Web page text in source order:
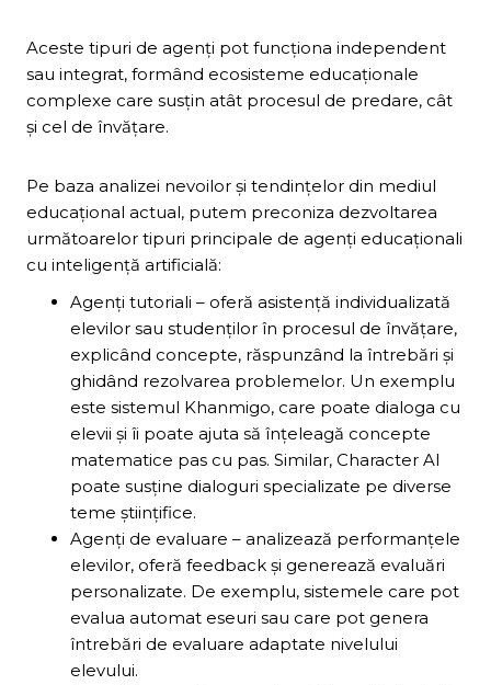
Aceste tipuri de agenți pot funcționa independent
sau integrat, formând ecosisteme educaționale
complexe care susțin atât procesul de predare, cât
și cel de învățare.
Pe baza analizei nevoilor și tendințelor din mediul
educațional actual, putem preconiza dezvoltarea
următoarelor tipuri principale de agenți educaționali
cu inteligență artificială:
Agenți tutoriali – oferă asistență individualizată
elevilor sau studenților în procesul de învățare,
explicând concepte, răspunzând la întrebări și
ghidând rezolvarea problemelor. Un exemplu
este sistemul Khanmigo, care poate dialoga cu
elevii și îi poate ajuta să înțeleagă concepte
matematice pas cu pas. Similar, Character AI
poate susține dialoguri specializate pe diverse
teme științifice.
Agenți de evaluare – analizează performanțele
elevilor, oferă feedback și generează evaluări
personalizate. De exemplu, sistemele care pot
evalua automat eseuri sau care pot genera
întrebări de evaluare adaptate nivelului
elevului.